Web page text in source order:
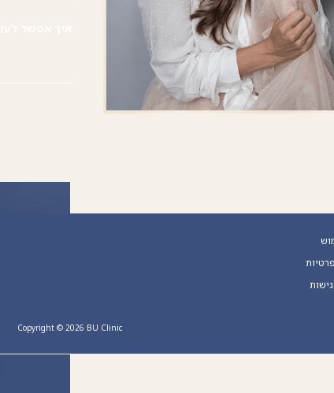
Copyright © 2026 BU Clinic